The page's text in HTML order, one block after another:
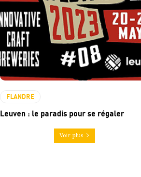
FLANDRE
Leuven : le paradis pour se régaler
Voir plus